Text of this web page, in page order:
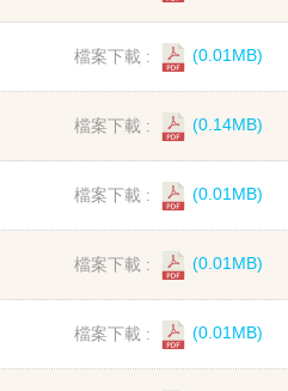
檔案下載 : (0.01MB)
檔案下載 : (0.14MB)
檔案下載 : (0.01MB)
檔案下載 : (0.01MB)
檔案下載 : (0.01MB)